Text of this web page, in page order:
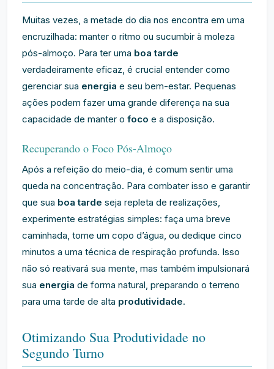
Muitas vezes, a metade do dia nos encontra em uma
encruzilhada: manter o ritmo ou sucumbir à moleza
pós-almoço. Para ter uma boa tarde
verdadeiramente eficaz, é crucial entender como
gerenciar sua energia e seu bem-estar. Pequenas
ações podem fazer uma grande diferença na sua
capacidade de manter o foco e a disposição.
Recuperando o Foco Pós-Almoço
Após a refeição do meio-dia, é comum sentir uma
queda na concentração. Para combater isso e garantir
que sua boa tarde seja repleta de realizações,
experimente estratégias simples: faça uma breve
caminhada, tome um copo d’água, ou dedique cinco
minutos a uma técnica de respiração profunda. Isso
não só reativará sua mente, mas também impulsionará
sua energia de forma natural, preparando o terreno
para uma tarde de alta produtividade.
Otimizando Sua Produtividade no
Segundo Turno